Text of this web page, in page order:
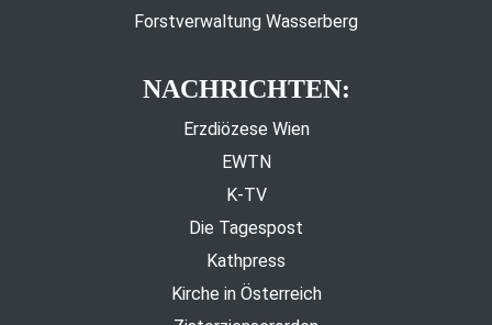
Forstverwaltung Wasserberg
NACHRICHTEN:
Erzdiözese Wien
EWTN
K-TV
Die Tagespost
Kathpress
Kirche in Österreich